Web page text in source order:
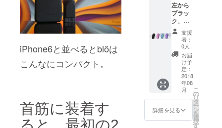
iPhone6と並べるとblöは
こんなにコンパクト。
首筋に装着す
左から
ブラッ
ク、ピ
ンク、
スカイ
ルー、
パープ
ル内
容：blö
本体 2
個マイ
クロ
USB充
電ケー
ブル2本
支援
者：
0人
お届
け予
定：
2018
年08
月
詳細を見る
こ
の
リ
タ
ー
ン
を
選
択
す